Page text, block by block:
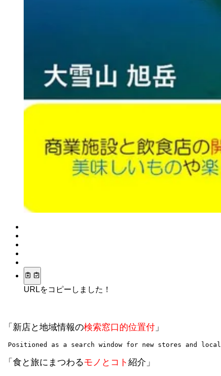
URLをコピーしました！
「新店と地域情報の検索窓口的位置付 」
Positioned as a search window for new stores and
「食と旅にまつわるモノとコト 紹介」